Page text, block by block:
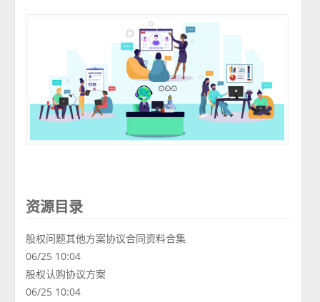
资源目录
股权问题其他方案协议合同资料合集
06/25 10:04
股权认购协议方案
06/25 10:04